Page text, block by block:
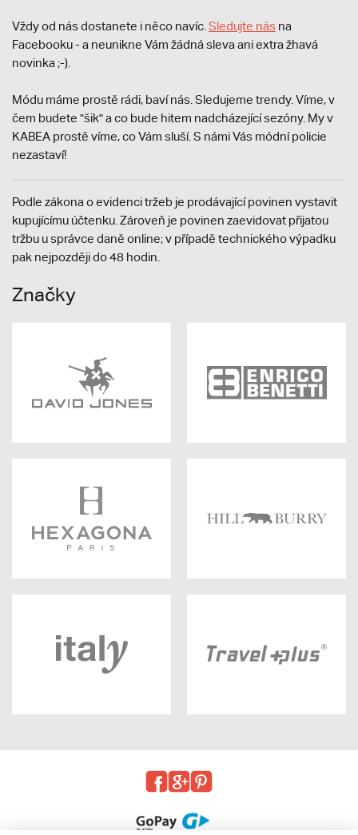
Vždy od nás dostanete i něco navíc. Sledujte nás na
Facebooku - a neunikne Vám žádná sleva ani extra žhavá
novinka ;-).
Módu máme prostě rádi, baví nás. Sledujeme trendy. Víme, v
čem budete "šik" a co bude hitem nadcházející sezóny. My v
KABEA prostě víme, co Vám sluší. S námi Vás módní policie
nezastaví!
Podle zákona o evidenci tržeb je prodávající povinen vystavit
kupujícímu účtenku. Zároveň je povinen zaevidovat přijatou
tržbu u správce daně online; v případě technického výpadku
pak nejpozději do 48 hodin.
Značky